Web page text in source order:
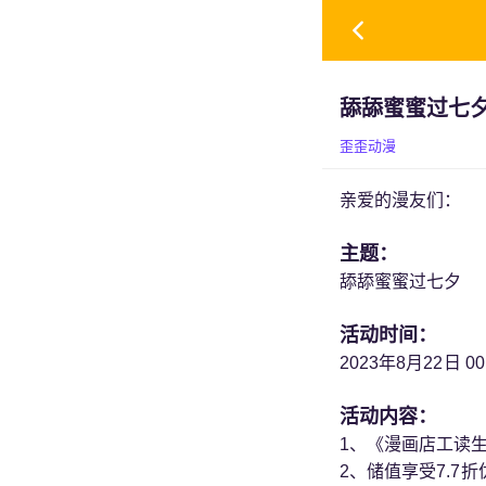
舔舔蜜蜜过七
歪歪动漫
亲爱的漫友们：
主题：
舔舔蜜蜜过七夕
活动时间：
2023年8月22日
活动内容：
1、《漫画店工读
2、储值享受7.7折